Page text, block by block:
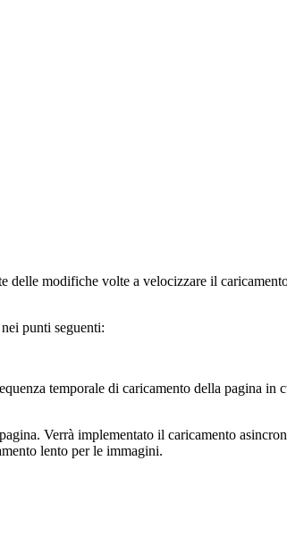
delle modifiche volte a velocizzare il
punti seguenti:
temporale di caricamento della pagina in
Verrà implementato il caricamento
lento per le immagini.